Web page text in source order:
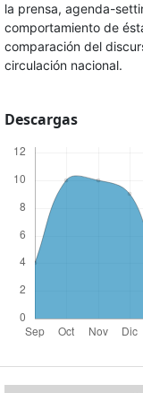
la prensa, agenda-
comportamiento de
comparación del
circulación nacional.
Descargas